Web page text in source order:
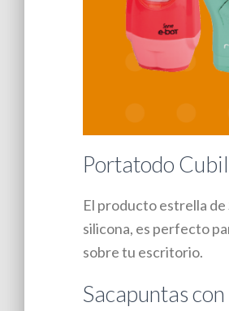
Portatodo
El producto estrella
silicona, es perfecto
sobre tu escritorio.
Sacapuntas